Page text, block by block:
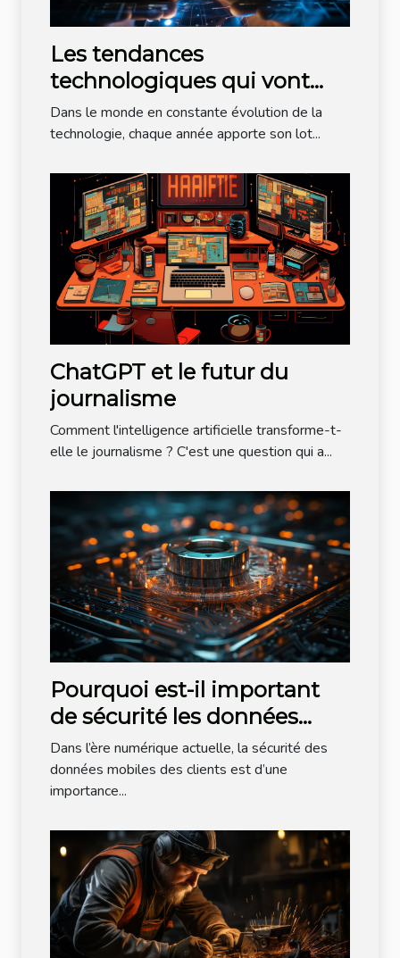
Les tendances
technologiques qui vont
dominer l'année à venir
Dans le monde en constante évolution de la
technologie, chaque année apporte son lot...
ChatGPT et le futur du
journalisme
Comment l'intelligence artificielle transforme-t-
elle le journalisme ? C'est une question qui a...
Pourquoi est-il important
de sécurité les données
mobiles de vos clients ?
Dans l’ère numérique actuelle, la sécurité des
données mobiles des clients est d’une
importance...